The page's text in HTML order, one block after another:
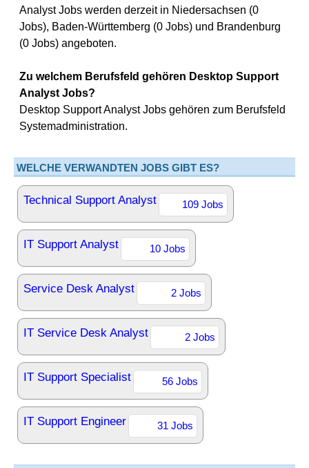
Analyst Jobs werden derzeit in Niedersachsen (0
Jobs), Baden-Württemberg (0 Jobs) und Brandenburg
(0 Jobs) angeboten.
Zu welchem Berufsfeld gehören Desktop Support
Analyst Jobs?
Desktop Support Analyst Jobs gehören zum Berufsfeld
Systemadministration.
WELCHE VERWANDTEN JOBS GIBT ES?
Technical Support Analyst 109 Jobs
IT Support Analyst 10 Jobs
Service Desk Analyst 2 Jobs
IT Service Desk Analyst 2 Jobs
IT Support Specialist 56 Jobs
IT Support Engineer 31 Jobs